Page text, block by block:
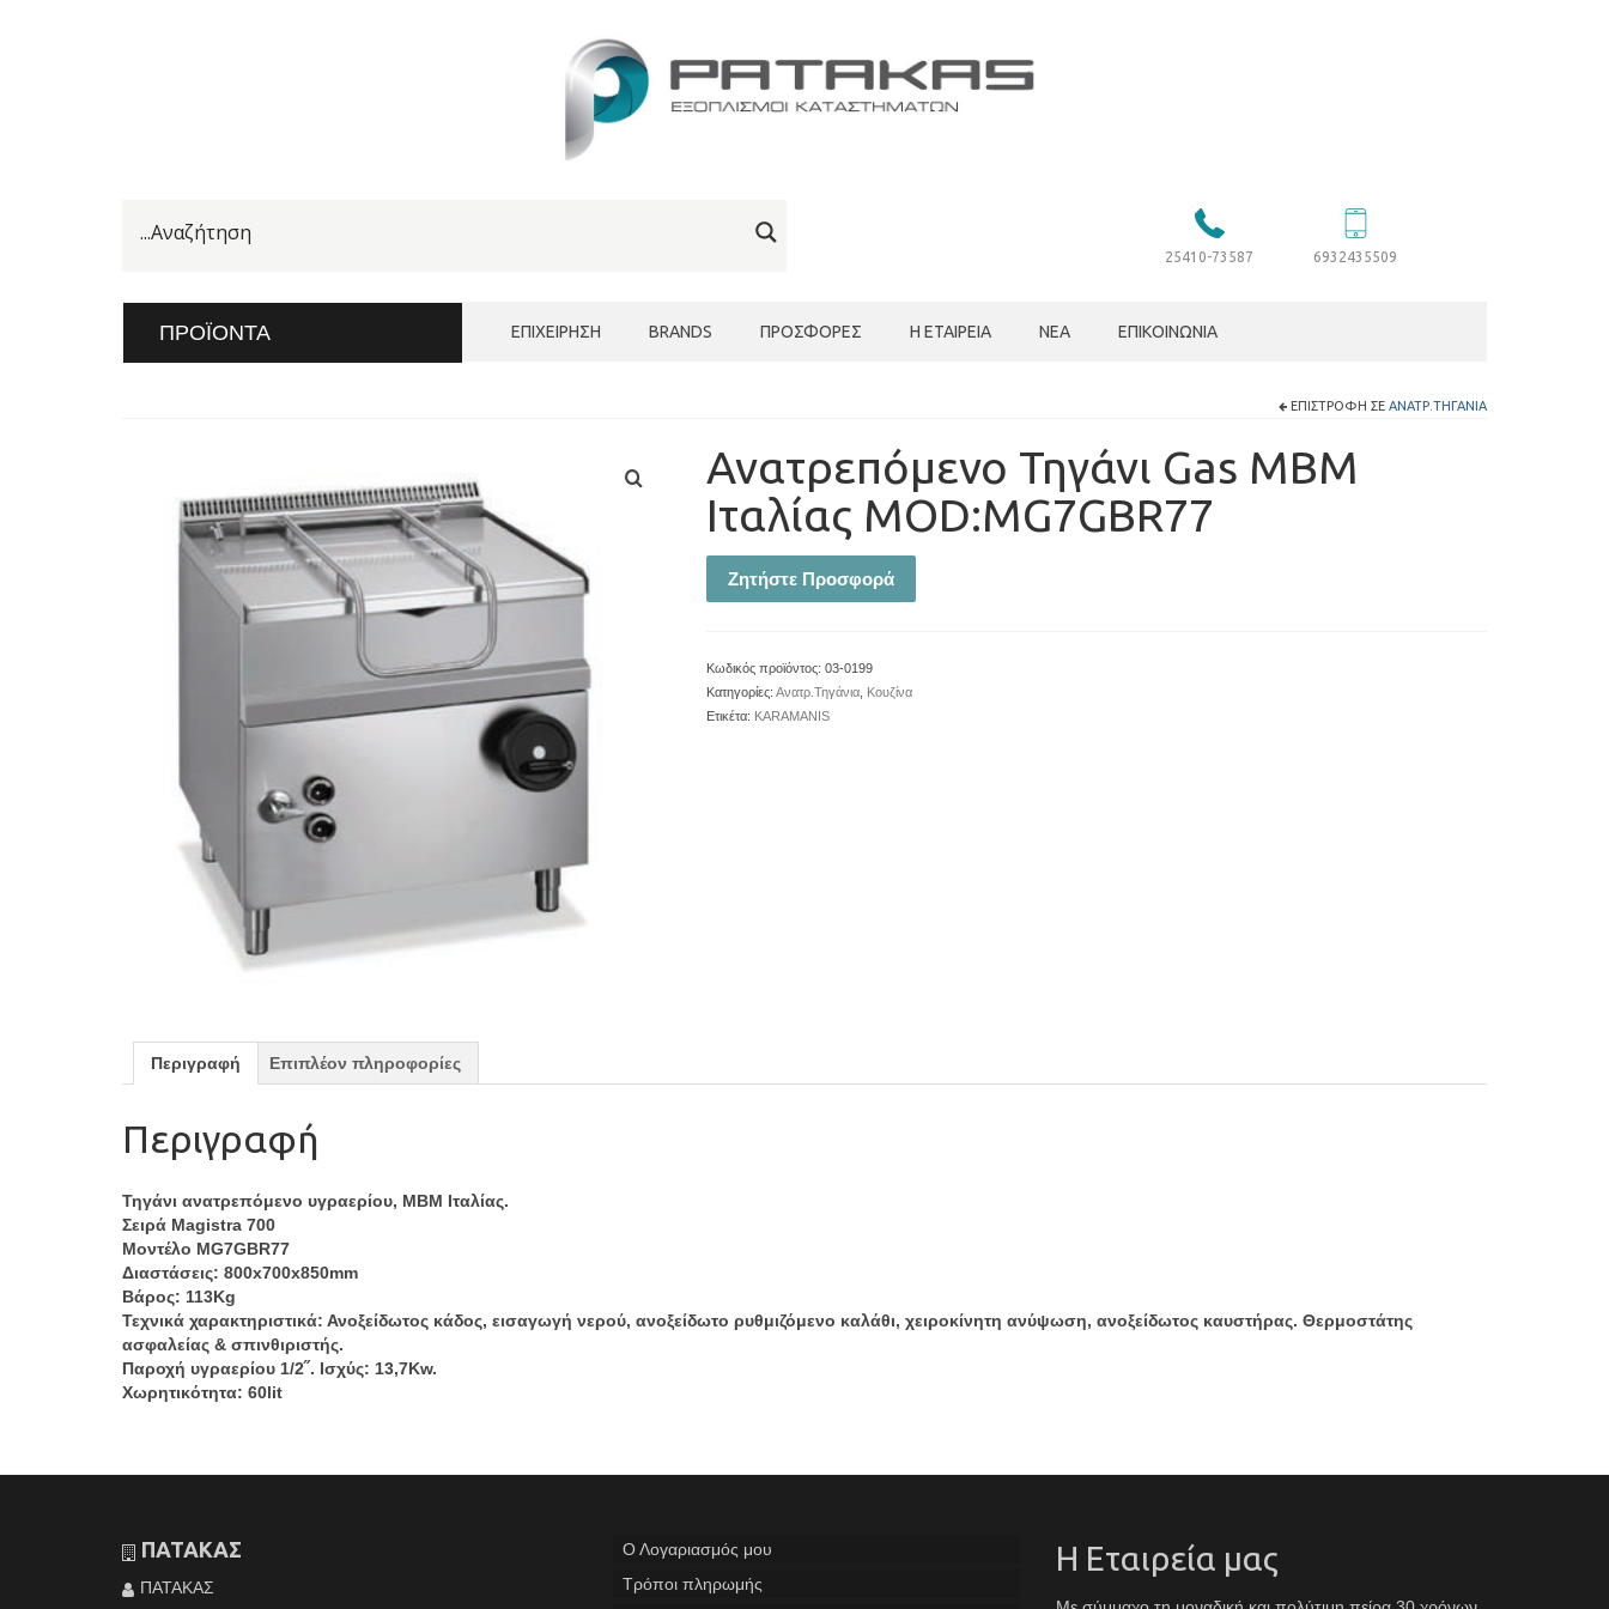
25410-73587 6932435509
ΠΡΟΪΌΝΤΑ ΕΠΙΧΕΊΡΗΣΗ BRANDS ΠΡΟΣΦΟΡΈΣ Η ΕΤΑΙΡΕΊΑ ΝΈΑ ΕΠΙΚΟΙΝΩΝΊΑ
ΕΠΙΣΤΡΟΦΉ ΣΕ ΑΝΑΤΡ.ΤΗΓΆΝΙΑ
Ανατρεπόμενο Τηγάνι Gas MBM
Ιταλίας MOD:MG7GBR77
Ζητήστε Προσφορά
Κωδικός προϊόντος: 03-0199
Κατηγορίες: Ανατρ.Τηγάνια, Κουζίνα
Ετικέτα: KARAMANIS
Περιγραφή Επιπλέον πληροφορίες
Περιγραφή
Τηγάνι ανατρεπόμενο υγραερίου, ΜΒΜ Ιταλίας.
Σειρά Magistra 700
Μοντέλο MG7GBR77
Διαστάσεις: 800x700x850mm
Βάρος: 113Kg
Τεχνικά χαρακτηριστικά: Ανοξείδωτος κάδος, εισαγωγή νερού, ανοξείδωτο ρυθμιζόμενο καλάθι, χειροκίνητη ανύψωση, ανοξείδωτος καυστήρας. Θερμοστάτης
ασφαλείας & σπινθιριστής.
Παροχή υγραερίου 1/2˝. Ισχύς: 13,7Kw.
Χωρητικότητα: 60lit
ΠΑΤΑΚΑΣ
ΠΑΤΑΚΑΣ
Ο Λογαριασμός μου
Tρόποι πληρωμής
Η Εταιρεία μας